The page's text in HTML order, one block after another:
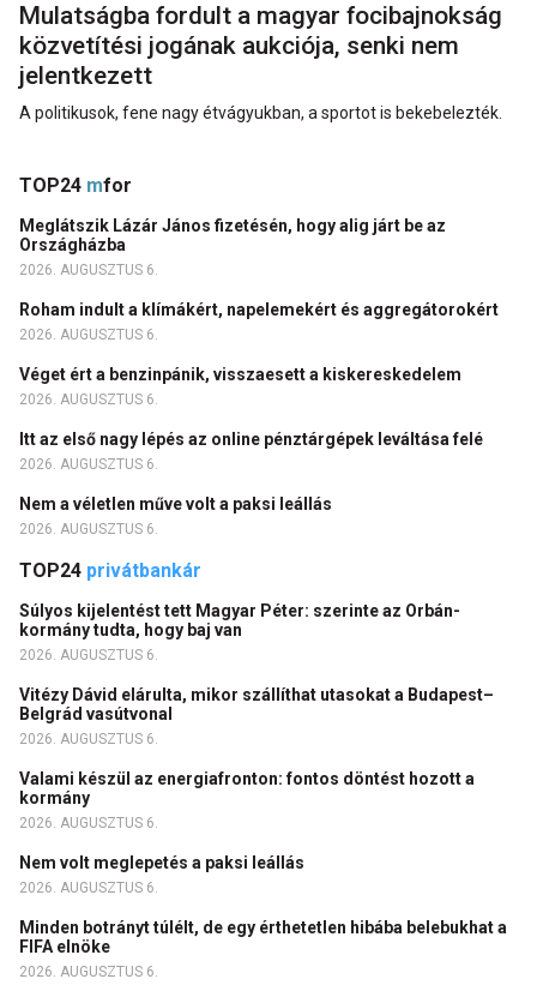
Mulatságba fordult a magyar focibajnokság
közvetítési jogának aukciója, senki nem
jelentkezett
A politikusok, fene nagy étvágyukban, a sportot is bekebelezték.
TOP24 mfor
Meglátszik Lázár János fizetésén, hogy alig járt be az
Országházba
2026. AUGUSZTUS 6.
Roham indult a klímákért, napelemekért és aggregátorokért
2026. AUGUSZTUS 6.
Véget ért a benzinpánik, visszaesett a kiskereskedelem
2026. AUGUSZTUS 6.
Itt az első nagy lépés az online pénztárgépek leváltása felé
2026. AUGUSZTUS 6.
Nem a véletlen műve volt a paksi leállás
2026. AUGUSZTUS 6.
TOP24 privátbankár
Súlyos kijelentést tett Magyar Péter: szerinte az Orbán-
kormány tudta, hogy baj van
2026. AUGUSZTUS 6.
Vitézy Dávid elárulta, mikor szállíthat utasokat a Budapest–
Belgrád vasútvonal
2026. AUGUSZTUS 6.
Valami készül az energiafronton: fontos döntést hozott a
kormány
2026. AUGUSZTUS 6.
Nem volt meglepetés a paksi leállás
2026. AUGUSZTUS 6.
Minden botrányt túlélt, de egy érthetetlen hibába belebukhat a
FIFA elnöke
2026. AUGUSZTUS 6.